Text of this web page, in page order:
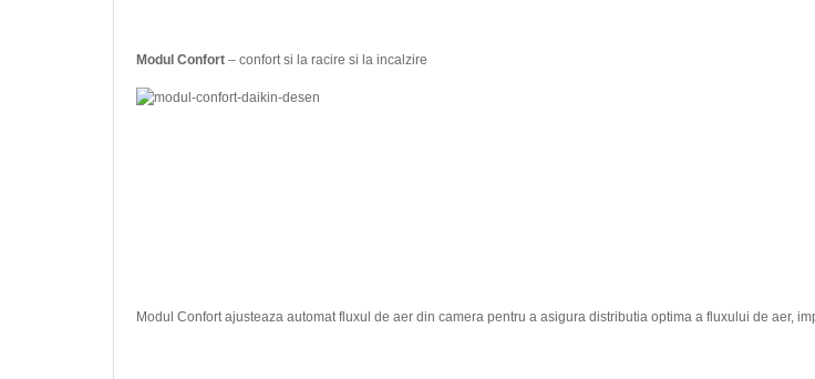
Modul Confort – confort si la racire si la incalzire
Modul Confort ajusteaza automat fluxul de aer din camera pentru a asigura distributia optima a fluxului de aer,